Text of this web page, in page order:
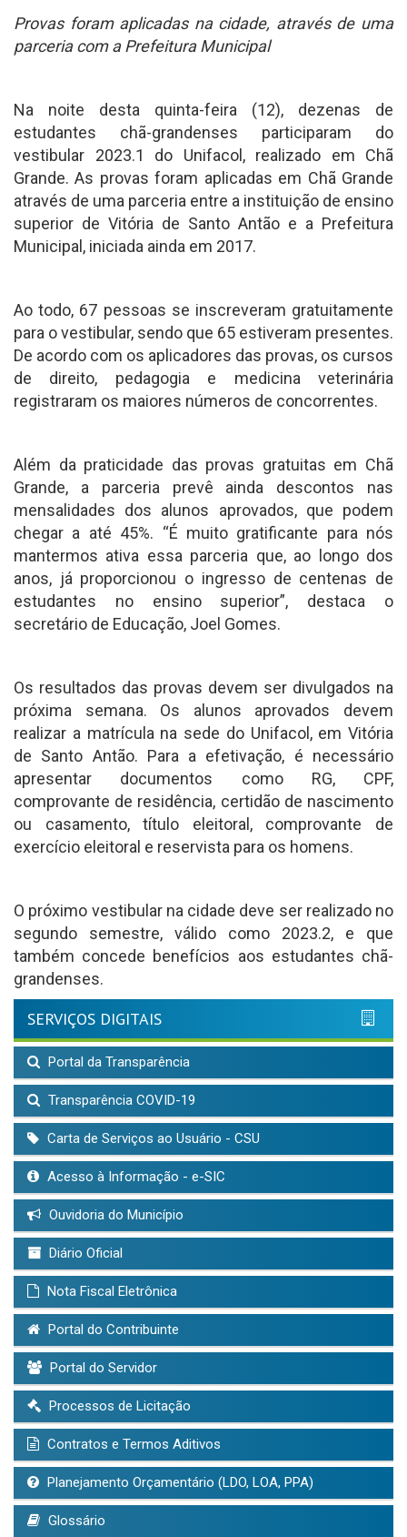
Provas foram aplicadas na cidade, através de uma
parceria com a Prefeitura Municipal
Na noite desta quinta-feira (12), dezenas de
estudantes chã-grandenses participaram do
vestibular 2023.1 do Unifacol, realizado em Chã
Grande. As provas foram aplicadas em Chã Grande
através de uma parceria entre a instituição de ensino
superior de Vitória de Santo Antão e a Prefeitura
Municipal, iniciada ainda em 2017.
Ao todo, 67 pessoas se inscreveram gratuitamente
para o vestibular, sendo que 65 estiveram presentes.
De acordo com os aplicadores das provas, os cursos
de direito, pedagogia e medicina veterinária
registraram os maiores números de concorrentes.
Além da praticidade das provas gratuitas em Chã
Grande, a parceria prevê ainda descontos nas
mensalidades dos alunos aprovados, que podem
chegar a até 45%. “É muito gratificante para nós
mantermos ativa essa parceria que, ao longo dos
anos, já proporcionou o ingresso de centenas de
estudantes no ensino superior”, destaca o
secretário de Educação, Joel Gomes.
Os resultados das provas devem ser divulgados na
próxima semana. Os alunos aprovados devem
realizar a matrícula na sede do Unifacol, em Vitória
de Santo Antão. Para a efetivação, é necessário
apresentar documentos como RG, CPF,
comprovante de residência, certidão de nascimento
ou casamento, título eleitoral, comprovante de
exercício eleitoral e reservista para os homens.
O próximo vestibular na cidade deve ser realizado no
segundo semestre, válido como 2023.2, e que
também concede benefícios aos estudantes chã-
grandenses.
SERVIÇOS DIGITAIS
Portal da Transparência
Transparência COVID-19
Carta de Serviços ao Usuário - CSU
Acesso à Informação - e-SIC
Ouvidoria do Município
Diário Oficial
Nota Fiscal Eletrônica
Portal do Contribuinte
Portal do Servidor
Processos de Licitação
Contratos e Termos Aditivos
Planejamento Orçamentário (LDO, LOA, PPA)
Glossário